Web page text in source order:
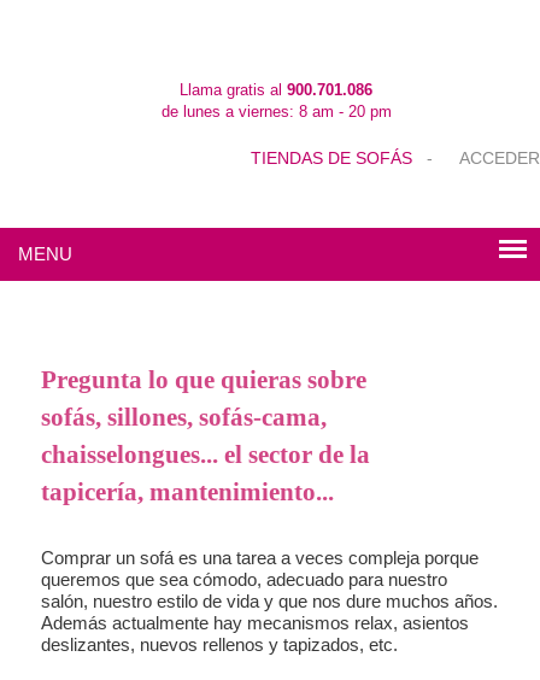
Llama gratis al 900.701.086
de lunes a viernes: 8 am - 20 pm
TIENDAS DE SOFÁS - ACCEDER
MENU
Pregunta lo que quieras sobre
sofás, sillones, sofás-cama,
chaisselongues... el sector de la
tapicería, mantenimiento...
Comprar un sofá es una tarea a veces compleja porque
queremos que sea cómodo, adecuado para nuestro
salón, nuestro estilo de vida y que nos dure muchos años.
Además actualmente hay mecanismos relax, asientos
deslizantes, nuevos rellenos y tapizados, etc.